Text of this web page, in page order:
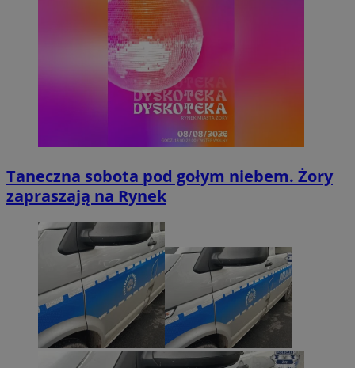
Taneczna sobota pod gołym niebem. Żory
zapraszają na Rynek